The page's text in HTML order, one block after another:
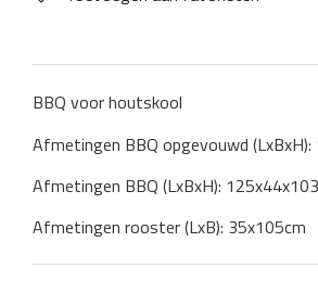
BBQ voor houtskool
Afmetingen BBQ opgevouwd
Afmetingen BBQ (LxBxH):
Afmetingen rooster (LxB): 35x105cm